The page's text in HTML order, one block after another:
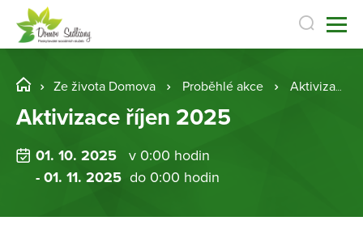
Ze života Domova Proběhlé akce Aktivizace říjen 2025
Aktivizace říjen 2025
01. 10. 2025
v 0:00 hodin
- 01. 11. 2025 do 0:00 hodin